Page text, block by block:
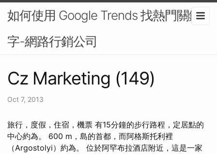
如何使用 Google Trends 找熱門關鍵
字-網路行銷公司
Cz Marketing (149)
Oct 7, 2013
旅行，度假，住宿，機票 有15分鐘的步行路程，定居點的
中心約為。 600 m，島的首都，而阿格斯托利裡
（Argostolyi）約為。 位於阿罕布拉酒店附近，這是一家